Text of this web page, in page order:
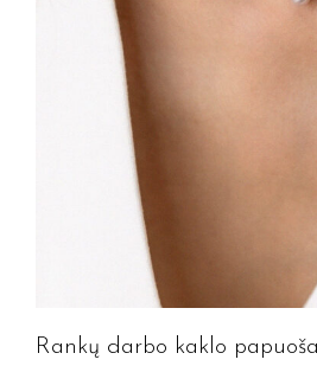
Rankų darbo kaklo